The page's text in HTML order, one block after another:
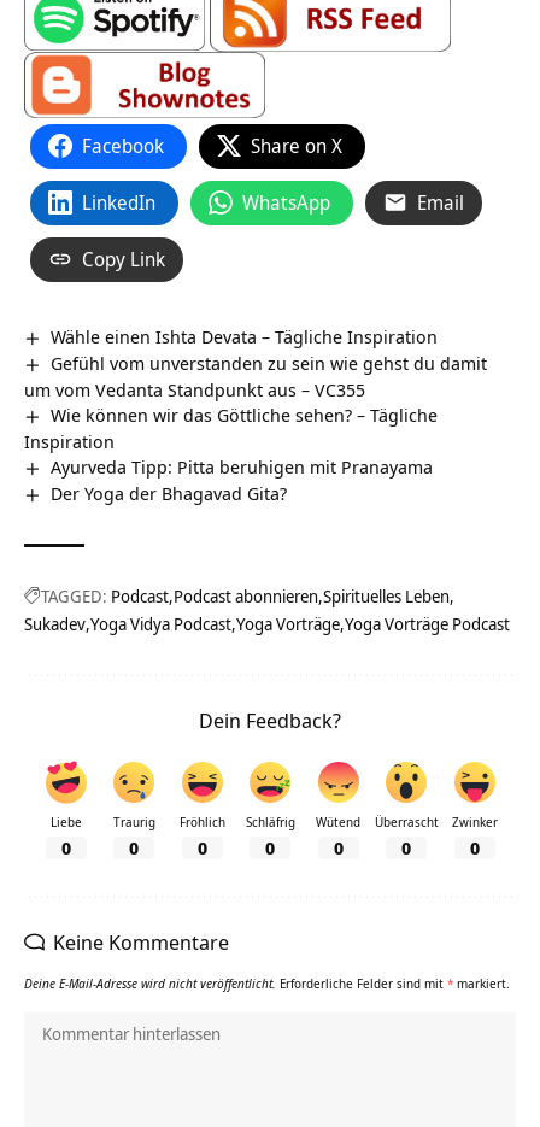
Facebook Share on X
LinkedIn WhatsApp Email
Copy Link
Wähle einen Ishta Devata – Tägliche Inspiration
Gefühl vom unverstanden zu sein wie gehst du damit
um vom Vedanta Standpunkt aus – VC355
Wie können wir das Göttliche sehen? – Tägliche
Inspiration
Ayurveda Tipp: Pitta beruhigen mit Pranayama
Der Yoga der Bhagavad Gita?
TAGGED: Podcast Podcast abonnieren Spirituelles Leben
Sukadev Yoga Vidya Podcast Yoga Vorträge Yoga Vorträge Podcast
Dein Feedback?
Liebe
0
Traurig
0
Fröhlich
0
Schläfrig
0
Wütend
0
Überrascht
0
Zwinker
0
Keine Kommentare
Deine E-Mail-Adresse wird nicht veröffentlicht. Erforderliche Felder sind mit * markiert.